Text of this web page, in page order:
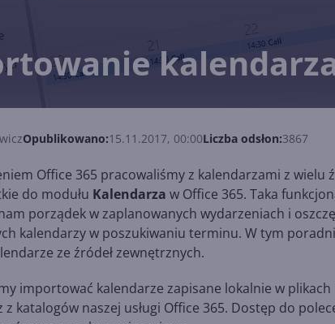
Opublikowano:15.11.2017, 00:00Liczba odsłon:3867
Office 365 pracowaliśmy z kalendarzami z wielu
do modułu Kalendarza w Office 365. Taka
porządek w zaplanowanych wydarzeniach i
kalendarzy w poszukiwaniu terminu. W tym
ze źródeł zewnętrznych.
importować kalendarze zapisane lokalnie w
katalogów naszej usługi Office 365. Dostęp do